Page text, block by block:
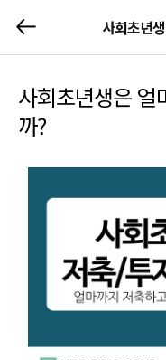
사회초년
사회초년생은 얼
까?